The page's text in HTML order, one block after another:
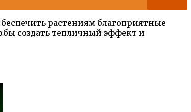
растениям благоприятные
создать тепличный эффект и